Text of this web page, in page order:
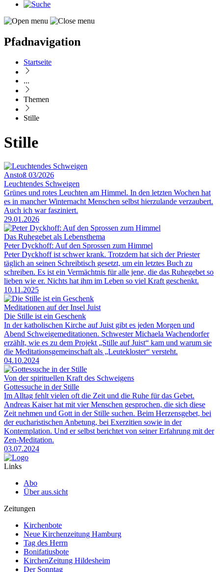
Pfadnavigation
Startseite
...
Themen
Stille
Stille
Anstoß 03/2026
Leuchtendes Schweigen
Grünes und rotes Leuchten am Himmel. In den letzten Wochen hat
es in mancher Winternacht Menschen selbst hierzulande verzaubert.
Auch ich war fasziniert.
29.01.2026
Das Ruhegebet als Lebensthema
Peter Dyckhoff: Auf den Sprossen zum Himmel
Peter Dyckhoff ist schwer krank. Trotzdem hat sich der Priester
täglich an seinen Schreibtisch gesetzt, um ein letztes Buch zu
schreiben. Es ist ein Vermächtnis für alle jene, die das Ruhegebet so
lieben wie er. Nichts hat ihm im Leben so viel Kraft geschenkt.
10.11.2025
Meditationen auf der Insel Juist
Die Stille ist ein Geschenk
In der katholischen Kirche auf Juist gibt es jeden Morgen und
Abend Schweigemeditationen. Schwester Michaela Wachendorfer
erzählt, wie es zu dem Projekt „Stille auf Juist“ kam und warum sie
die Meditationsgemeinschaft als „Leutekloster“ versteht.
04.10.2024
Von der spirituellen Kraft des Schweigens
Gottessuche in der Stille
Im Alltag fehlt vielen oft die Zeit und die Ruhe für das Gebet.
Andreas Kaiser hat mit vier Menschen gesprochen, die sich diese
Zeit nehmen und Gott in der Stille suchen. Beim Herzensgebet, bei
der eucharistischen Anbetung, bei Exerzitien sowie in der
Kontemplation. Und er selbst berichtet von seiner Erfahrung mit der
Zen-Meditation.
03.07.2024
Links
Abo
Über aus.sicht
Zeitungen
Kirchenbote
Neue Kirchenzeitung Hamburg
Tag des Herrn
Bonifatiusbote
KirchenZeitung Hildesheim
Der Sonntag